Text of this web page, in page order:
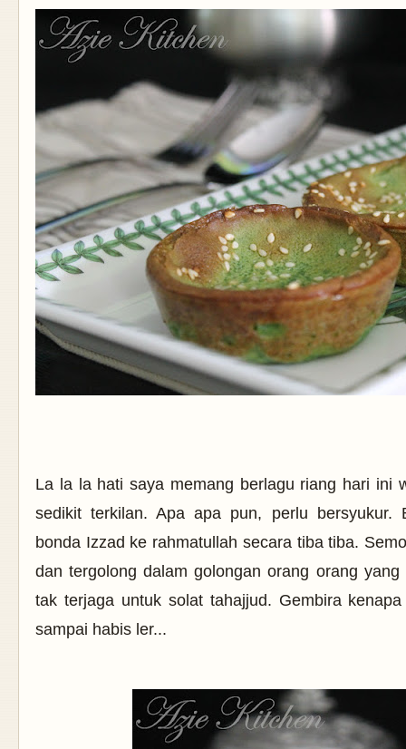
La la la hati saya memang berlagu riang hari ini
sedikit terkilan. Apa apa pun, perlu bersyukur.
bonda Izzad ke rahmatullah secara tiba tiba.
dan tergolong dalam golongan orang orang
tak terjaga untuk solat tahajjud. Gembira
sampai habis ler...